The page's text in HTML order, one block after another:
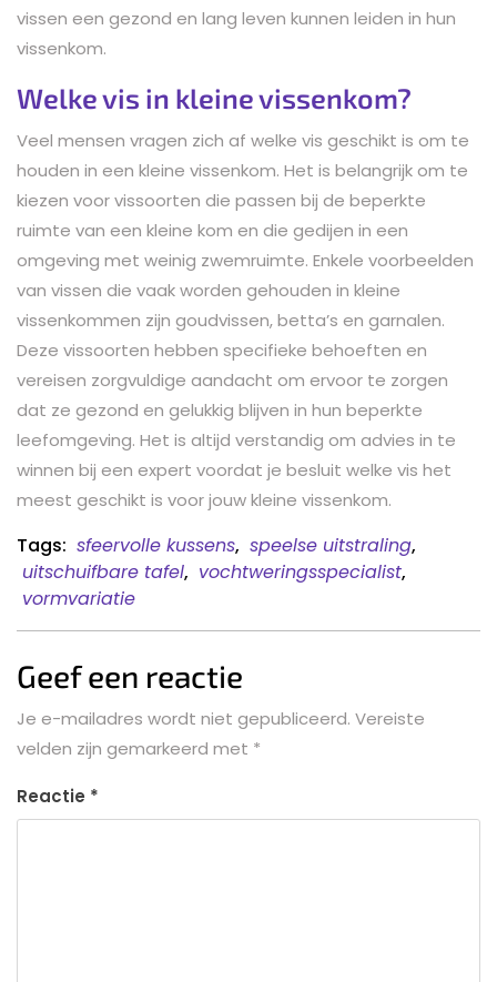
vissen een gezond en lang leven kunnen leiden in hun
vissenkom.
Welke vis in kleine vissenkom?
Veel mensen vragen zich af welke vis geschikt is om te
houden in een kleine vissenkom. Het is belangrijk om te
kiezen voor vissoorten die passen bij de beperkte
ruimte van een kleine kom en die gedijen in een
omgeving met weinig zwemruimte. Enkele voorbeelden
van vissen die vaak worden gehouden in kleine
vissenkommen zijn goudvissen, betta’s en garnalen.
Deze vissoorten hebben specifieke behoeften en
vereisen zorgvuldige aandacht om ervoor te zorgen
dat ze gezond en gelukkig blijven in hun beperkte
leefomgeving. Het is altijd verstandig om advies in te
winnen bij een expert voordat je besluit welke vis het
meest geschikt is voor jouw kleine vissenkom.
Tags: sfeervolle kussens, speelse uitstraling,
uitschuifbare tafel, vochtweringsspecialist,
vormvariatie
Geef een reactie
Je e-mailadres wordt niet gepubliceerd. Vereiste
velden zijn gemarkeerd met *
Reactie *